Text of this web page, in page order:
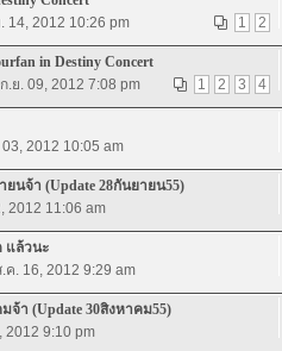
1
2
14, 2012 10:26 pm
in Destiny Concert
1
2 3 4
.ย. 09, 2012 7:08 pm
2012 10:05 am
นจ้า (Update 28กันยายน55)
2012 11:06 am
แล้วนะ
ค. 16, 2012 9:29 am
จ้า (Update 30สิงหาคม55)
2012 9:10 pm